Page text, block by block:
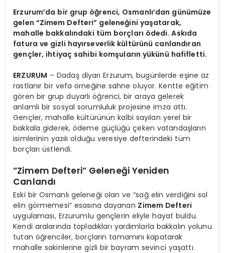
Erzurum’da bir grup öğrenci, Osmanlı’dan günümüze
gelen “Zimem Defteri” geleneğini yaşatarak,
mahalle bakkalındaki tüm borçları ödedi. Askıda
fatura ve gizli hayırseverlik kültürünü canlandıran
gençler, ihtiyaç sahibi komşuların yükünü hafifletti.
ERZURUM – Dadaş diyarı Erzurum, bugünlerde eşine az
rastlanır bir vefa örneğine sahne oluyor. Kentte eğitim
gören bir grup duyarlı öğrenci, bir araya gelerek
anlamlı bir sosyal sorumluluk projesine imza attı.
Gençler, mahalle kültürünün kalbi sayılan yerel bir
bakkala giderek, ödeme güçlüğü çeken vatandaşların
isimlerinin yazılı olduğu veresiye defterindeki tüm
borçları üstlendi.
​”Zimem Defteri” Geleneği Yeniden
Canlandı
​Eski bir Osmanlı geleneği olan ve “sağ elin verdiğini sol
elin görmemesi” esasına dayanan Zimem Defteri
uygulaması, Erzurumlu gençlerin eliyle hayat buldu.
Kendi aralarında topladıkları yardımlarla bakkalın yolunu
tutan öğrenciler, borçların tamamını kapatarak
mahalle sakinlerine gizli bir bayram sevinci yaşattı.